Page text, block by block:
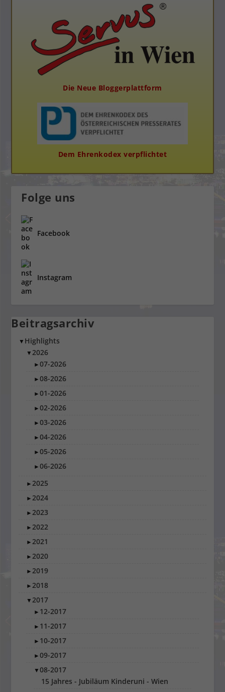
Die Neue Bloggerplattform
Dem Ehrenkodex verpflichtet
Folge uns
Facebook
Instagram
Beitragsarchiv
▼ Highlights
▼2026
►07-2026
►08-2026
►01-2026
►02-2026
►03-2026
►04-2026
►05-2026
►06-2026
►2025
►2024
►2023
►2022
►2021
►2020
►2019
►2018
▼2017
► 12-2017
► 11-2017
► 10-2017
►09-2017
▼08-2017
15 Jahres - Jubiläum Kinderuni - Wien